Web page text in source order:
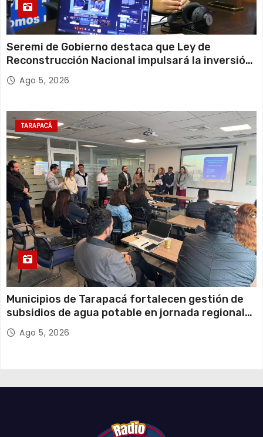
Seremi de Gobierno destaca que Ley de
Reconstrucción Nacional impulsará la inversión
y el empleo en Tarapacá
Ago 5, 2026
TARAPACÁ
Municipios de Tarapacá fortalecen gestión de
subsidios de agua potable en jornada regional
organizada por Aguas del Altiplano y ANDESS
Ago 5, 2026